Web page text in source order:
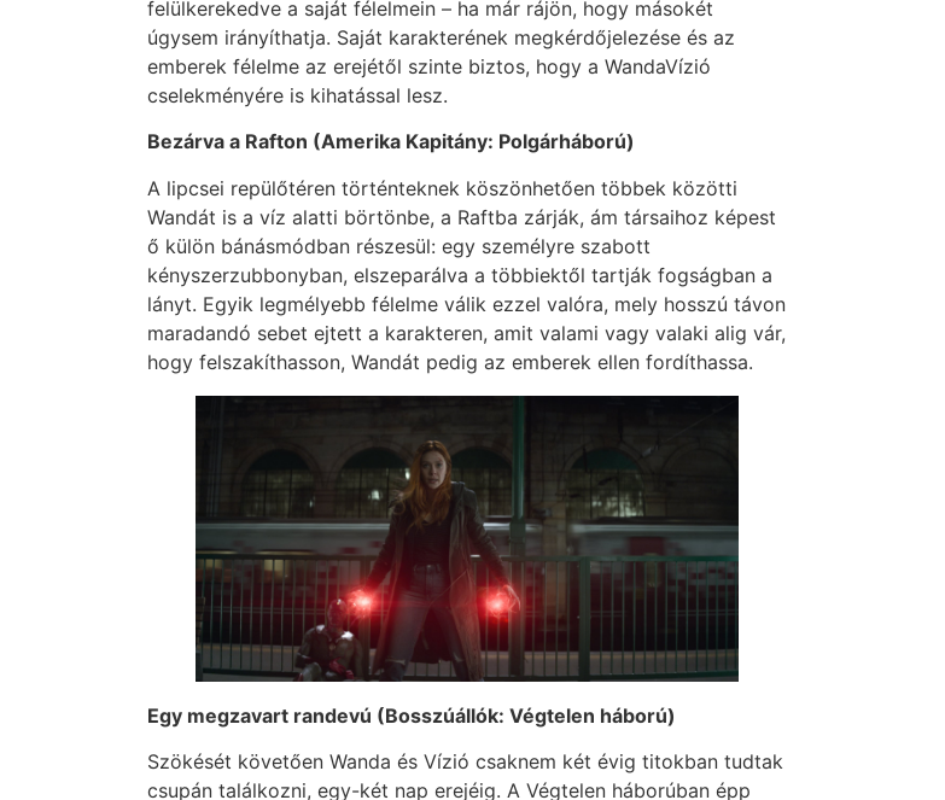
felülkerekedve a saját félelmein – ha már rájön, hogy másokét
úgysem irányíthatja. Saját karakterének megkérdőjelezése és az
emberek félelme az erejétől szinte biztos, hogy a WandaVízió
cselekményére is kihatással lesz.
Bezárva a Rafton (Amerika Kapitány: Polgárháború)
A lipcsei repülőtéren történteknek köszönhetően többek közötti
Wandát is a víz alatti börtönbe, a Raftba zárják, ám társaihoz képest
ő külön bánásmódban részesül: egy személyre szabott
kényszerzubbonyban, elszeparálva a többiektől tartják fogságban a
lányt. Egyik legmélyebb félelme válik ezzel valóra, mely hosszú távon
maradandó sebet ejtett a karakteren, amit valami vagy valaki alig vár,
hogy felszakíthasson, Wandát pedig az emberek ellen fordíthassa.
Egy megzavart randevú (Bosszúállók: Végtelen háború)
Szökését követően Wanda és Vízió csaknem két évig titokban tudtak
csupán találkozni, egy-két nap erejéig. A Végtelen háborúban épp